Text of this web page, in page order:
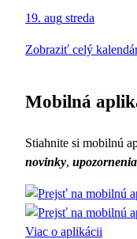
19. aug streda
Zobraziť celý
Mobilná
Stiahnite si mobilnú
novinky, upozornenia
Viac o aplikácii